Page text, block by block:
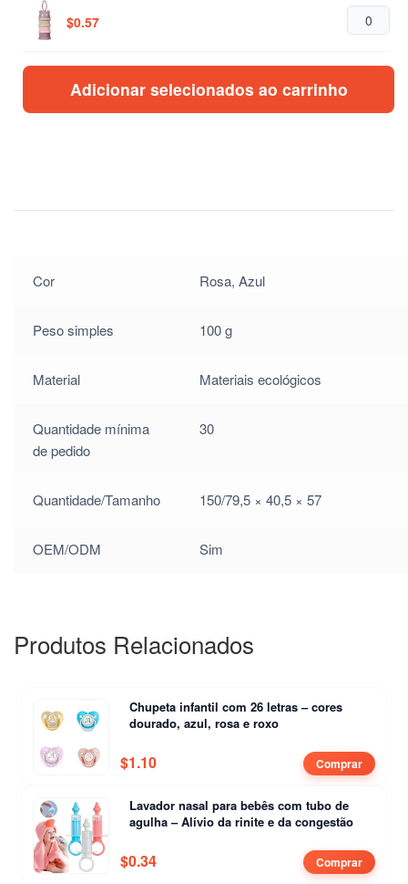
$0.57
Adicionar selecionados ao carrinho
Cor Rosa, Azul
Peso simples 100 g
Material Materiais ecológicos
Quantidade mínima
de pedido
30
Quantidade/Tamanho 150/79,5 × 40,5 × 57
OEM/ODM Sim
Produtos Relacionados
Chupeta infantil com 26 letras – cores
dourado, azul, rosa e roxo
$1.10 Comprar
Lavador nasal para bebês com tubo de
agulha – Alívio da rinite e da congestão
$0.34 Comprar